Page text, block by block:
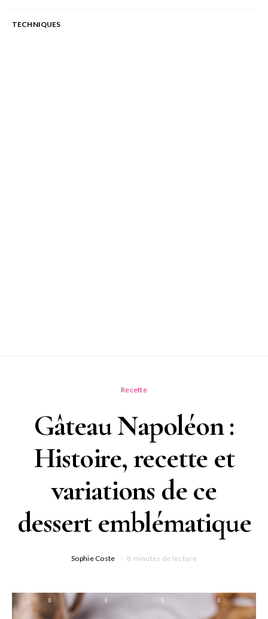
TECHNIQUES
Recette
Gâteau Napoléon :
Histoire, recette et
variations de ce
dessert emblématique
Sophie Coste 8 minutes de lecture